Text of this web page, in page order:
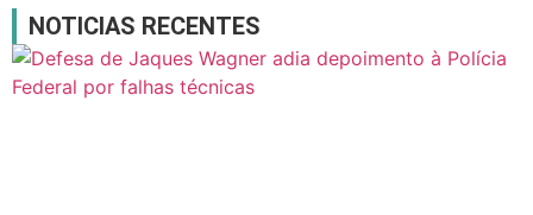
NOTICIAS RECENTES